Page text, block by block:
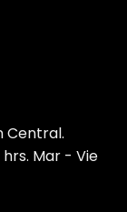
Central.
hrs. Mar - Vie